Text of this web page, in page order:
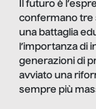
Il futuro è
confermano tre
una battaglia
l’importanza di
generazioni di
avviato una
sempre più